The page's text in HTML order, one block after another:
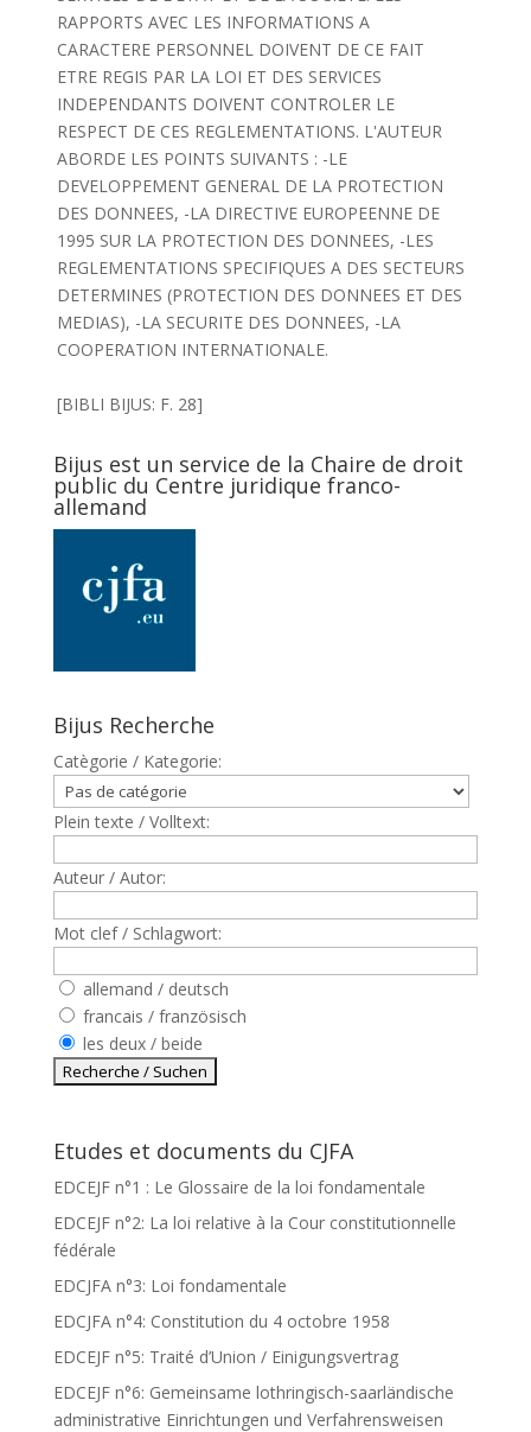
RAPPORTS AVEC LES INFORMATIONS A
CARACTERE PERSONNEL DOIVENT DE CE FAIT
ETRE REGIS PAR LA LOI ET DES SERVICES
INDEPENDANTS DOIVENT CONTROLER LE
RESPECT DE CES REGLEMENTATIONS. L'AUTEUR
ABORDE LES POINTS SUIVANTS : -LE
DEVELOPPEMENT GENERAL DE LA PROTECTION
DES DONNEES, -LA DIRECTIVE EUROPEENNE DE
1995 SUR LA PROTECTION DES DONNEES, -LES
REGLEMENTATIONS SPECIFIQUES A DES SECTEURS
DETERMINES (PROTECTION DES DONNEES ET DES
MEDIAS), -LA SECURITE DES DONNEES, -LA
COOPERATION INTERNATIONALE.
[BIBLI BIJUS: F. 28]
Bijus est un service de la Chaire de droit
public du Centre juridique franco-
allemand
Bijus Recherche
Catègorie / Kategorie:
Plein texte / Volltext:
Auteur / Autor:
Mot clef / Schlagwort:
allemand / deutsch
francais / französisch
les deux / beide
Etudes et documents du CJFA
EDCEJF n°1 : Le Glossaire de la loi fondamentale
EDCEJF n°2: La loi relative à la Cour constitutionnelle
fédérale
EDCJFA n°3: Loi fondamentale
EDCJFA n°4: Constitution du 4 octobre 1958
EDCEJF n°5: Traité d’Union / Einigungsvertrag
EDCEJF n°6: Gemeinsame lothringisch-saarländische
administrative Einrichtungen und Verfahrensweisen